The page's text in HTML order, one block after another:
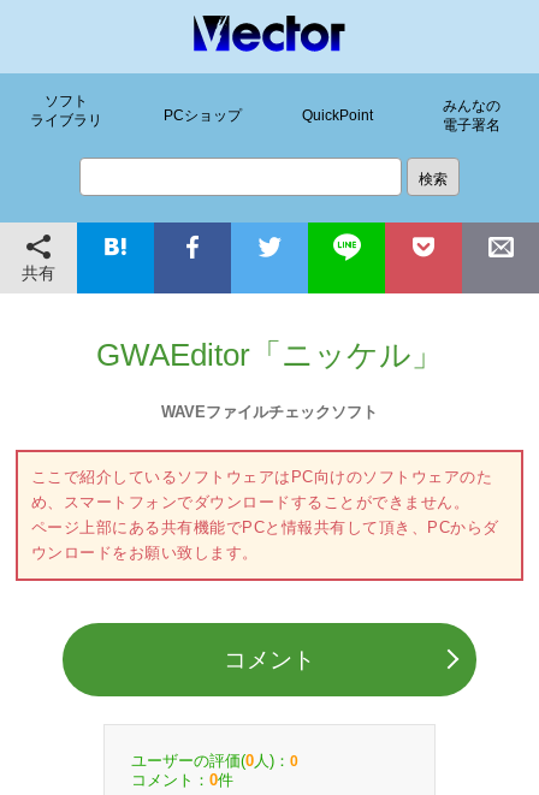
ソフト
ライブラリ
PCショップ QuickPoint
みんなの
電子署名
共有
GWAEditor「ニッケル」
WAVEファイルチェックソフト
ここで紹介しているソフトウェアはPC向けのソフトウェアのた
め、スマートフォンでダウンロードすることができません。
ページ上部にある共有機能でPCと情報共有して頂き、PCからダ
ウンロードをお願い致します。
コメント
ユーザーの評価(0 人)： 0
コメント： 0件